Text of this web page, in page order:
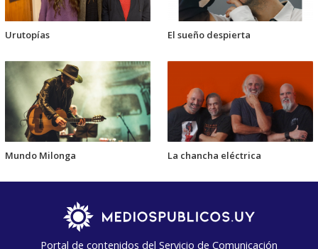
Urutopías El sueño despierta
Mundo Milonga La chancha eléctrica
Portal de contenidos del Servicio de Comunicación